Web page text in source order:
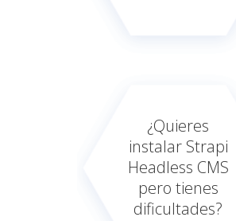
¿Quieres
instalar Strapi
Headless CMS
pero tienes
dificultades?